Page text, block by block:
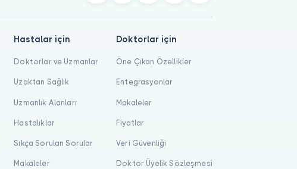
Hastalar için
Doktorlar ve Uzmanlar
Uzaktan Sağlık
Uzmanlık Alanları
Hastalıklar
Sıkça Sorulan Sorular
Makaleler
Doktorlar için
Öne Çıkan Özellikler
Entegrasyonlar
Makaleler
Fiyatlar
Veri Güvenliği
Doktor Üyelik Sözleşmesi